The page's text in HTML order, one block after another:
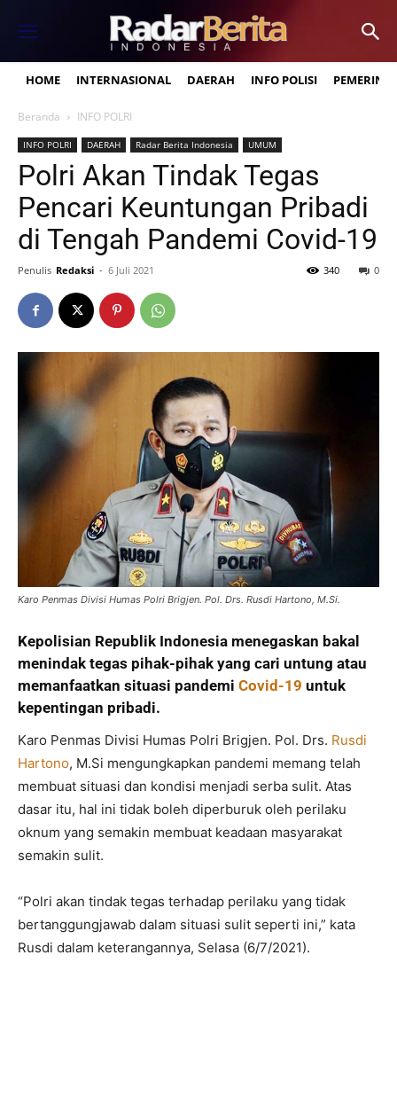
HOME INTERNASIONAL DAERAH INFO POLISI
Beranda INFO POLRI
INFO POLRI DAERAH Radar Berita Indonesia UMUM
Polri Akan Tindak Tegas
Pencari Keuntungan Pribadi
di Tengah Pandemi Covid-19
Penulis Redaksi - 6 Juli 2021 0
340
Karo Penmas Divisi Humas Polri Brigjen. Pol. Drs. Rusdi Hartono, M.Si.
Kepolisian Republik Indonesia menegaskan bakal
menindak tegas pihak-pihak yang cari untung atau
memanfaatkan situasi pandemi Covid-19 untuk
kepentingan pribadi.
Karo Penmas Divisi Humas Polri Brigjen. Pol. Drs. Rusdi
Hartono, M.Si mengungkapkan pandemi memang telah
membuat situasi dan kondisi menjadi serba sulit. Atas
dasar itu, hal ini tidak boleh diperburuk oleh perilaku
oknum yang semakin membuat keadaan masyarakat
semakin sulit.
“Polri akan tindak tegas terhadap perilaku yang tidak
bertanggungjawab dalam situasi sulit seperti ini,” kata
Rusdi dalam keterangannya, Selasa (6/7/2021).